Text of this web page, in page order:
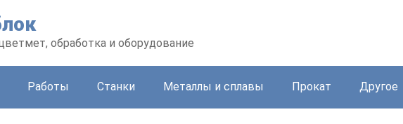
обработка и оборудование
Работы Станки Металлы и сплавы Прокат Другое